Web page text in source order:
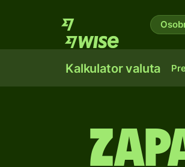
Kalkulator valuta